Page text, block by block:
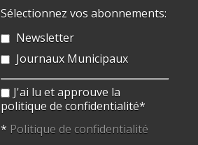
Sélectionnez vos abonnements:
Newsletter
Journaux Municipaux
J'ai lu et approuve la
politique de confidentialité*
* Politique de confidentialité